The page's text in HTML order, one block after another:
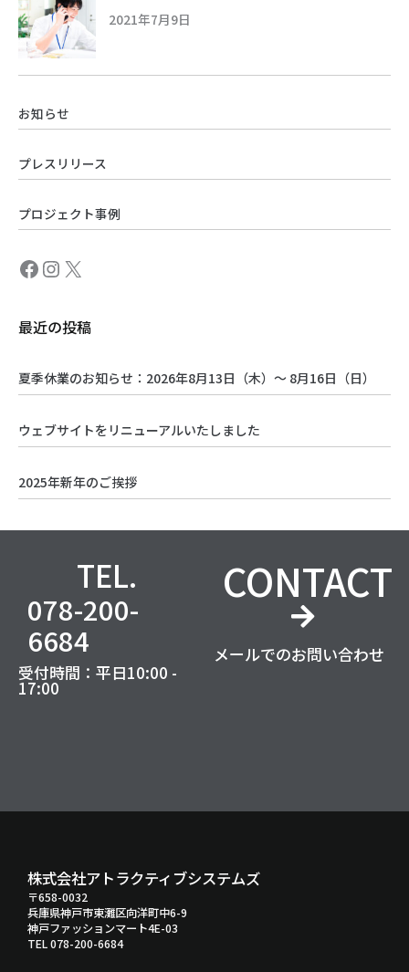
2021年7月9日
お知らせ
プレスリリース
プロジェクト事例
最近の投稿
夏季休業のお知らせ：2026年8月13日（木）～ 8月16日（日）
ウェブサイトをリニューアルいたしました
2025年新年のご挨拶
TEL.
078-200-
6684
受付時間：平日10:00 -
17:00
CONTACT
メールでのお問い合わせ
株式会社アトラクティブシステムズ
〒658-0032
兵庫県神戸市東灘区向洋町中6-9
神戸ファッションマート4E-03
TEL 078-200-6684